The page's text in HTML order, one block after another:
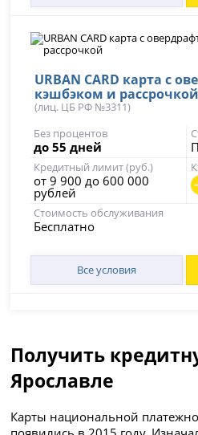
URBAN CARD карта с
кэшбэком и рассрочкой
(лиц. ЦБ РФ №3311)
Без процентов
до 55 дней
Кредитный лимит (руб.)
от 9 900 до 600 000
рублей
Стоимость обслуживания
Бесплатно
Все условия
Получить
Ярославле
Карты национальной